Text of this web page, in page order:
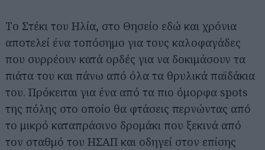
Tο Στέκι του Ηλία, στο Θησείο εδώ και χρόνια
αποτελεί ένα τοπόσημο για τους καλοφαγάδες
που συρρέουν κατά ορδές για να δοκιμάσουν τα
πιάτα του και πάνω από όλα τα θρυλικά παϊδάκια
του. Πρόκειται για ένα από τα πιο όμορφα spots
της πόλης στο οποίο θα φτάσεις περνώντας από
το μικρό καταπράσινο δρομάκι που ξεκινά από
τον σταθμό του ΗΣΑΠ και οδηγεί στον επίσης